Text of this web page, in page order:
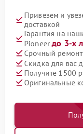
Привезем и
доставкой
Гарантия на
Pioneerдо 3-х
Срочный ремонт
Скидка для вас
Получите 1500
Оригинальные